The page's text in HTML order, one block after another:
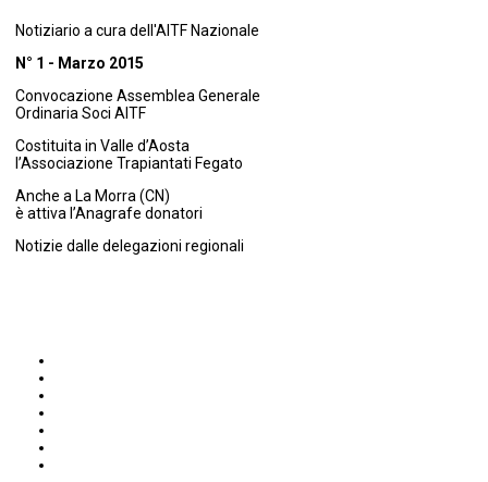
Notiziario a cura dell'AITF Nazionale
N° 1 - Marzo 2015
Convocazione Assemblea Generale
Ordinaria Soci AITF
Costituita in Valle d’Aosta
l’Associazione Trapiantati Fegato
Anche a La Morra (CN)
è attiva l’Anagrafe donatori
Notizie dalle delegazioni regionali